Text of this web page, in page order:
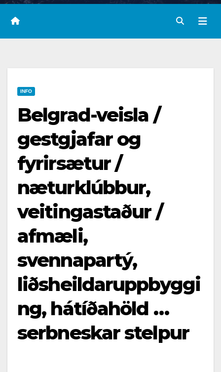
INFO
Belgrad-veisla /
gestgjafar og
fyrirsætur /
næturklúbbur,
veitingastaður /
afmæli,
svennapartý,
liðsheildaruppbyggi
ng, hátíðahöld …
serbneskar stelpur